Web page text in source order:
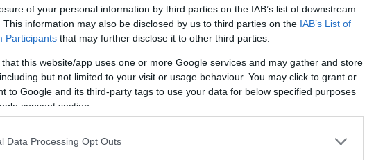
of your personal information by third parties on the IAB’s list of downstream
This information may also be disclosed by us to third parties on the IAB’s List of
Participants that may further disclose it to other third parties.
that this website/app uses one or more Google services and may gather and store
but not limited to your visit or usage behaviour. You may click to grant or
to Google and its third-party tags to use your data for below specified purposes
consent section.
Data Processing Opt Outs